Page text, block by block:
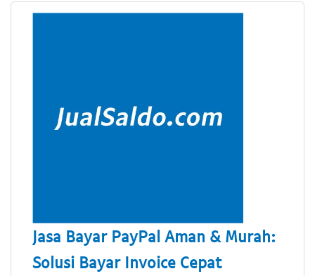
Jasa Bayar PayPal Aman & Murah:
Solusi Bayar Invoice Cepat